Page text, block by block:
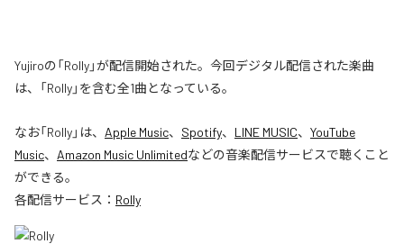
Yujiroの「Rolly」が配信開始された。今回デジタル配信された楽曲
は、「Rolly」を含む全1曲となっている。
なお「Rolly」は、 Apple Music、 Spotify、 LINE MUSIC、 YouTube
Music、 Amazon Music Unlimitedなどの音楽配信サービスで聴くこと
ができる。
各配信サービス： Rolly